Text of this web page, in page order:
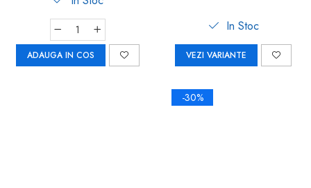
70021
ADAUGA IN COS
In Stoc
VEZI VARIANTE
-30%